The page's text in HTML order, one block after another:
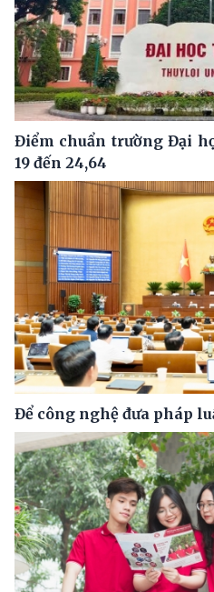
Điểm chuẩn trường Đại
19 đến 24,64
Để công nghệ đưa pháp